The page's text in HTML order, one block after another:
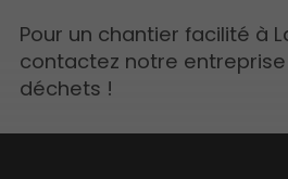
Pour un chantier facilité à
contactez notre
déchets !